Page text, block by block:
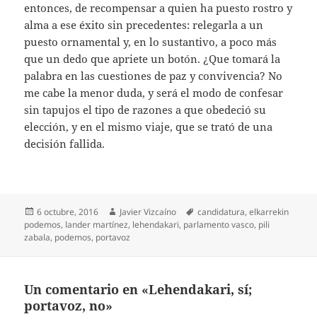
entonces, de recompensar a quien ha puesto rostro y
alma a ese éxito sin precedentes: relegarla a un
puesto ornamental y, en lo sustantivo, a poco más
que un dedo que apriete un botón. ¿Que tomará la
palabra en las cuestiones de paz y convivencia? No
me cabe la menor duda, y será el modo de confesar
sin tapujos el tipo de razones a que obedeció su
elección, y en el mismo viaje, que se trató de una
decisión fallida.
Publicado
el
6 octubre, 2016 Autor
Javier Vizcaíno Etiquetas
candidatura,elkarrekin
podemos, lander martínez, lehendakari, parlamento vasco, pili
zabala, podemos, portavoz
Un comentario en «Lehendakari, sí;
portavoz, no»